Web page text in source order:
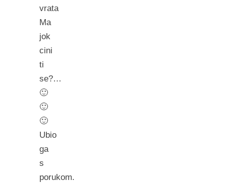
vrata
Ma
jok
cini
ti
se?…
🙂
🙂
🙂
Ubio
ga
s
porukom.